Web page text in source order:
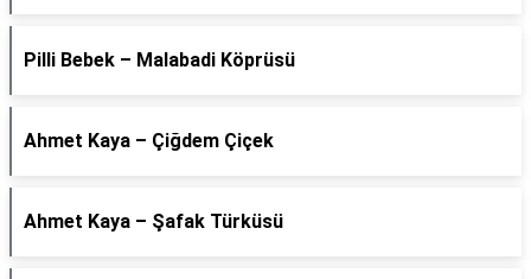
Pilli Bebek – Malabadi Köprüsü
Ahmet Kaya – Çiğdem Çiçek
Ahmet Kaya – Şafak Türküsü